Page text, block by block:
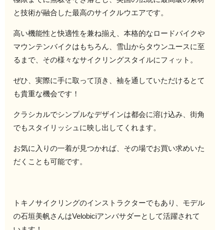
と技術が融合した最高のサイクルウエアです。
高い機能性と快適性を兼ね揃え、本格的なロードバイクや
マウンテンバイクはもちろん、雪山からタウンユースに至
るまで、その様々なサイクリングスタイルにフィット。
ぜひ、実際に手に取って頂き、袖を通していただけるとて
も貴重な機会です！
クラシカルでシンプルなデザインは都会に溶け込み、街角
でもスタイリッシュに映し出してくれます。
お気に入りの一着が見つかれば、その場でお買い求めいた
だくことも可能です。
トキノサイクリングのインストラクターでもあり、モデル
の石垣美帆さんはVelobiciアンバサダーとして活躍されて